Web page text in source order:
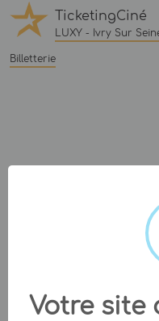
TicketingCiné
LUXY - Ivry Sur
Billetterie
Votre site